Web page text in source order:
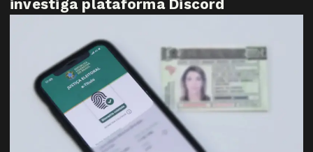
investiga plataforma Discord